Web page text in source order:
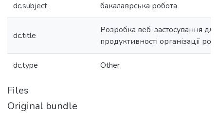
dc.subject бакалаврська робота
dc.title
Розробка веб-застосування
продуктивності організації
dc.type Other
Files
Original bundle